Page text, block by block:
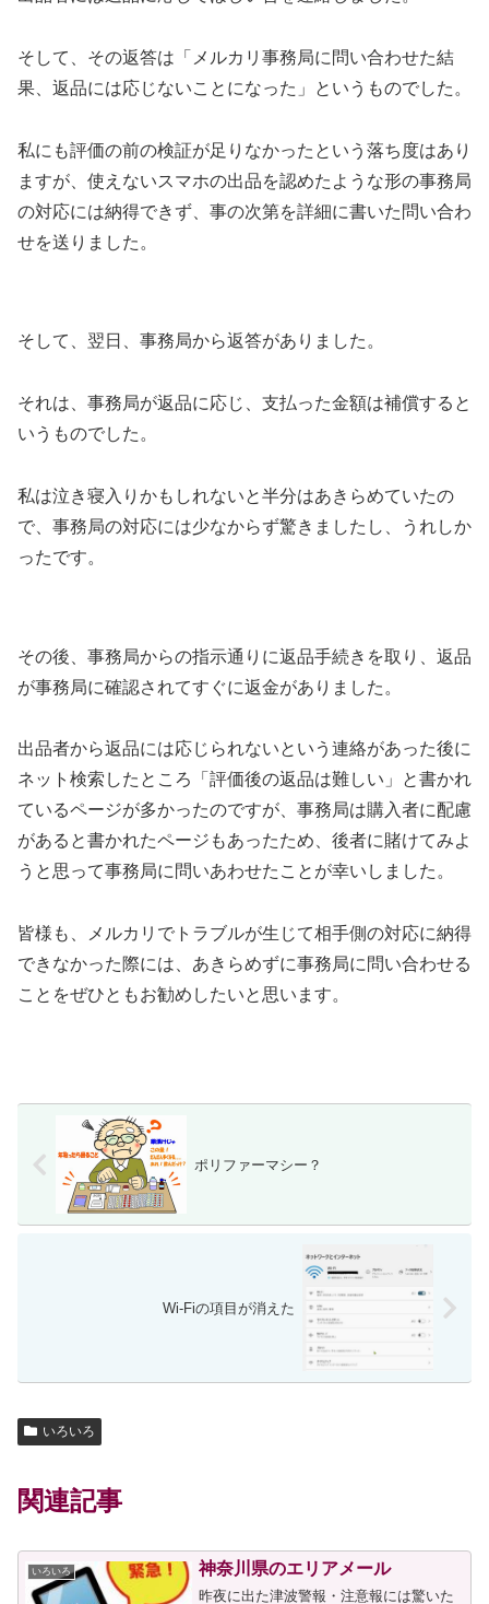
そして、その返答は「メルカリ事務局に問い合わせた結
果、返品には応じないことになった」というものでした。
私にも評価の前の検証が足りなかったという落ち度はあり
ますが、使えないスマホの出品を認めたような形の事務局
の対応には納得できず、事の次第を詳細に書いた問い合わ
せを送りました。
そして、翌日、事務局から返答がありました。
それは、事務局が返品に応じ、支払った金額は補償すると
いうものでした。
私は泣き寝入りかもしれないと半分はあきらめていたの
で、事務局の対応には少なからず驚きましたし、うれしか
ったです。
その後、事務局からの指示通りに返品手続きを取り、返品
が事務局に確認されてすぐに返金がありました。
出品者から返品には応じられないという連絡があった後に
ネット検索したところ「評価後の返品は難しい」と書かれ
ているページが多かったのですが、事務局は購入者に配慮
があると書かれたページもあったため、後者に賭けてみよ
うと思って事務局に問いあわせたことが幸いしました。
皆様も、メルカリでトラブルが生じて相手側の対応に納得
できなかった際には、あきらめずに事務局に問い合わせる
ことをぜひともお勧めしたいと思います。
ポリファーマシー？
Wi-Fiの項目が消えた
いろいろ
関連記事
いろいろ 神奈川県のエリアメール
昨夜に出た津波警報・注意報には驚いた